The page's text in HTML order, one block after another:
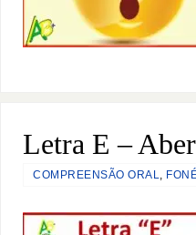
Letra E –
COMPREENSÃO ORAL,